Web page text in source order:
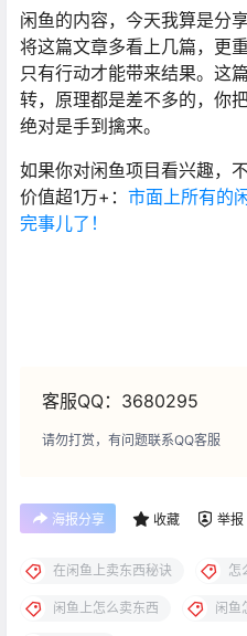
闲鱼的内容，今天我算是分
将这篇文章多看上几篇，更
只有行动才能带来结果。这
转，原理都是差不多的，你
绝对是手到擒来。
如果你对闲鱼项目看兴趣，
价值超1万+： 市面上所有的
完事儿了！
客服QQ：3680295
请勿打赏，有问题联系QQ客服
海报分享 收藏 举报
在闲鱼上卖东西秘诀 怎
闲鱼上怎么卖东西 闲鱼